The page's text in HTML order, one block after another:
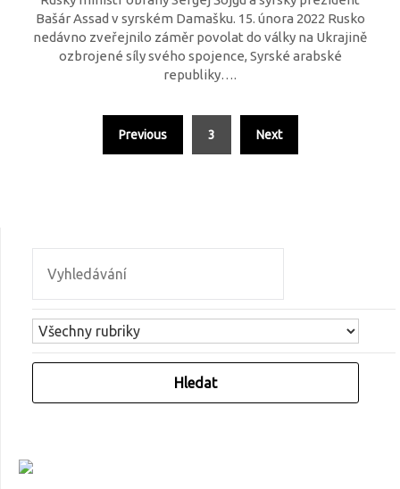
Bašár Assad v syrském Damašku. 15. února 2022 Rusko
nedávno zveřejnilo záměr povolat do války na Ukrajině
ozbrojené síly svého spojence, Syrské arabské
republiky….
Previous 3 Next